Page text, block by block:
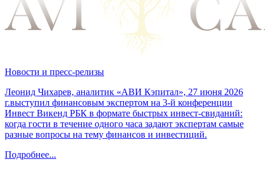
Новости и пресс-релизы
Леонид Чихарев, аналитик «АВИ Кэпитал», 27 июня 2026
г.выступил финансовым экспертом на 3-й конференции
Инвест Викенд РБК в формате быстрых инвест-свиданий:
когда гости в течение одного часа задают экспертам самые
разные вопросы на тему финансов и инвестиций.
Подробнее...